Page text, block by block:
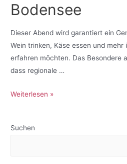
Bodensee
Dieser Abend wird garantiert ein
Wein trinken, Käse essen und
erfahren möchten. Das Besondere
dass regionale …
Weiterlesen »
Suchen